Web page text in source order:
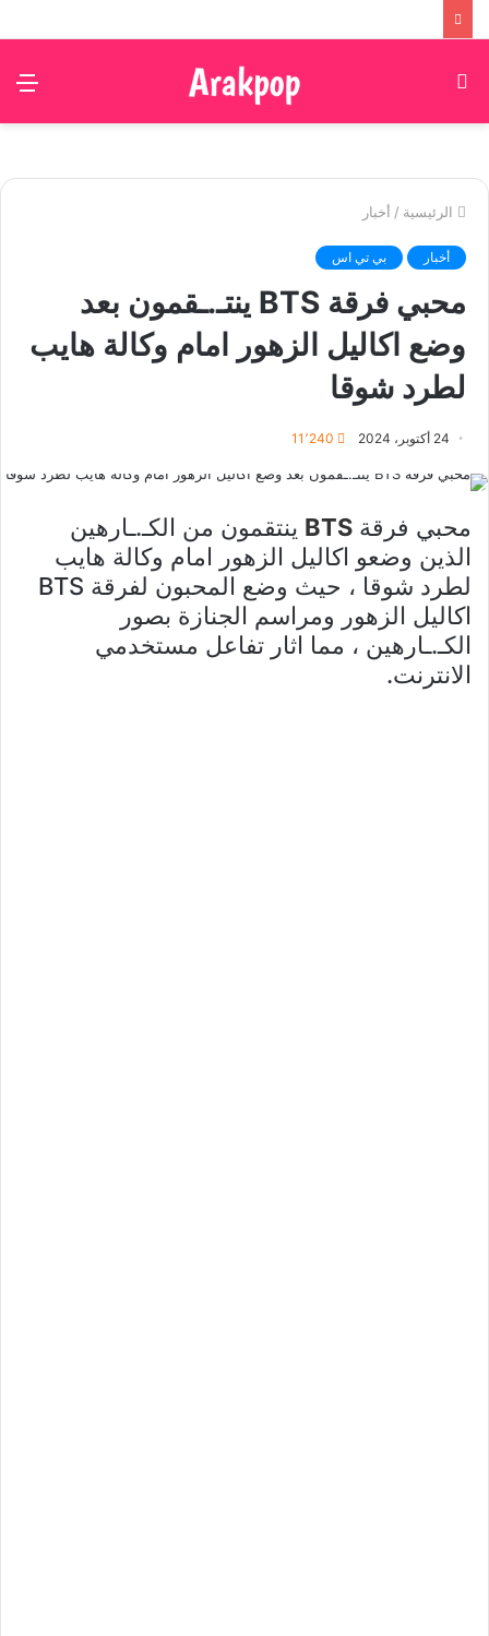
الرئيسية / أخبار
أخبار بي تي اس
محبي فرقة BTS ينتـ.ـقمون بعد
وضع اكاليل الزهور امام وكالة هايب
لطرد شوقا
24 أكتوبر، 2024 11٬240
محبي فرقة BTS ينتقمون من الكـ.ـارهين
الذين وضعو اكاليل الزهور امام وكالة هايب
لطرد شوقا ، حيث وضع المحبون لفرقة BTS
اكاليل الزهور ومراسم الجنازة بصور
الكـ.ـارهين ، مما اثار تفاعل مستخدمي
الانترنت.